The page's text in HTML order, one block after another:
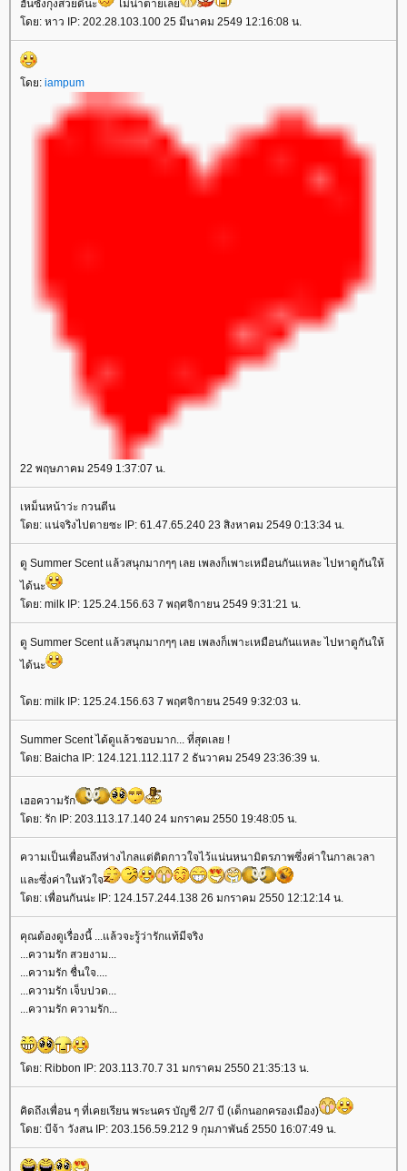
ฮันซังกุงสวยดีนะ
ไม่น่าตายเลย
โดย: หาว IP: 202.28.103.100 25 มีนาคม 2549 12:16:08 น.
โดย: iampum
22 พฤษภาคม 2549 1:37:07 น.
เหม็นหน้าว่ะ กวนตีน
โดย: แน่จริงไปตายซะ IP: 61.47.65.240 23 สิงหาคม 2549 0:13:34 น.
ดู Summer Scent แล้วสนุกมากๆๆ เลย เพลงก็เพาะเหมือนกันแหละ ไปหาดูกันให้
ได้นะ
โดย: milk IP: 125.24.156.63 7 พฤศจิกายน 2549 9:31:21 น.
ดู Summer Scent แล้วสนุกมากๆๆ เลย เพลงก็เพาะเหมือนกันแหละ ไปหาดูกันให้
ได้นะ
โดย: milk IP: 125.24.156.63 7 พฤศจิกายน 2549 9:32:03 น.
Summer Scent ได้ดูแล้วชอบมาก... ที่สุดเลย !
โดย: Baicha IP: 124.121.112.117 2 ธันวาคม 2549 23:36:39 น.
เฮอความรัก
โดย: รัก IP: 203.113.17.140 24 มกราคม 2550 19:48:05 น.
ความเป็นเพื่อนถึงห่างไกลแต่ติดกาวใจไว้แน่นหนามิตรภาพซึ่งค่าในกาลเวลา
และซึ่งค่าในหัวใจ
โดย: เพื่อนกันน่ะ IP: 124.157.244.138 26 มกราคม 2550 12:12:14 น.
คุณต้องดูเรื่องนี้ ...แล้วจะรู้ว่ารักแท้มีจริง
...ความรัก สวยงาม...
...ความรัก ชื่นใจ....
...ความรัก เจ็บปวด...
...ความรัก ความรัก...
โดย: Ribbon IP: 203.113.70.7 31 มกราคม 2550 21:35:13 น.
คิดถึงเพื่อน ๆ ที่เคยเรียน พระนคร บัญชี 2/7 บี (เด็กนอกครองเมือง)
โดย: บีจ้า วังสน IP: 203.156.59.212 9 กุมภาพันธ์ 2550 16:07:49 น.